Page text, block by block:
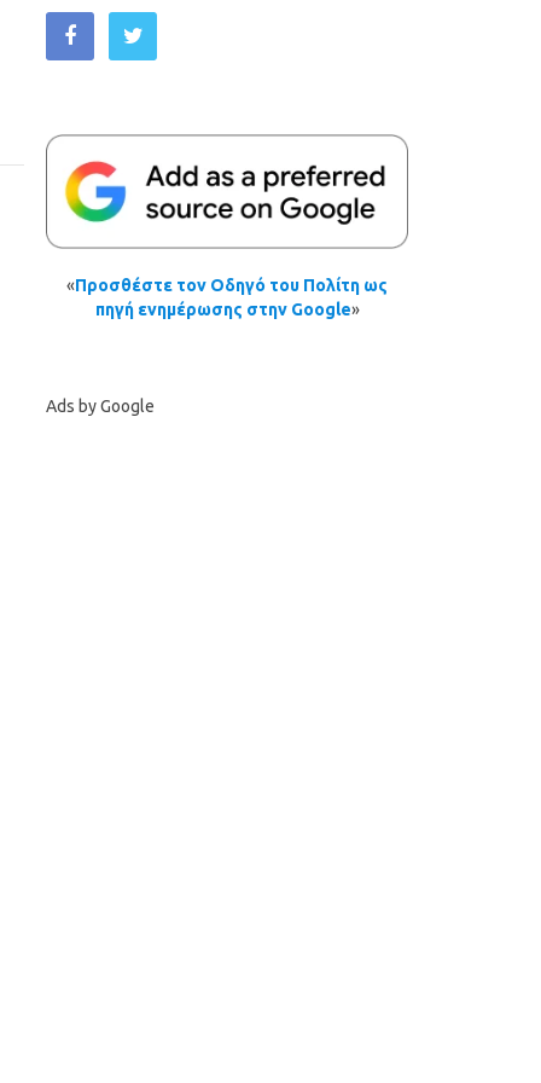
«Προσθέστε τον Οδηγό του Πολίτη ως
πηγή ενημέρωσης στην Google»
Ads by Google